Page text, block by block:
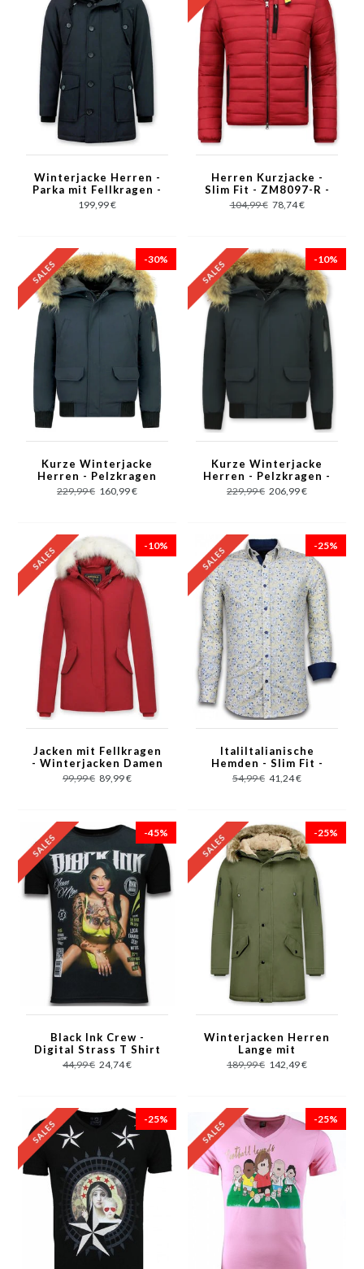
Winterjacke Herren -
Parka mit Fellkragen -
Blau
199,99 €
Herren Kurzjacke -
Slim Fit - ZM8097-R -
Rot
104,99 € 78,74 €
-30%
Kurze Winterjacke
Herren - Pelzkragen
Bomberjacke - Blau
229,99 € 160,99 €
-10%
Kurze Winterjacke
Herren - Pelzkragen -
Echtfell Jacke -
Schwarz
229,99 € 206,99 €
-10%
Jacken mit Fellkragen
- Winterjacken Damen
Wooly Kurz - Rot
99,99 € 89,99 €
-25%
ItaliItalianische
Hemden - Slim Fit -
Blouse Drawn Flower
Pattern - Beige
54,99 € 41,24 €
-45%
Black Ink Crew -
Digital Strass T Shirt
Herren - Schwarz
44,99 € 24,74 €
-25%
Winterjacken Herren
Lange mit
Kunstfellkrage - Army
189,99 € 142,49 €
-25% -25%